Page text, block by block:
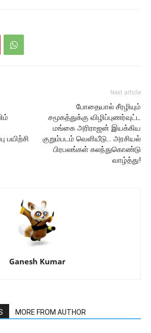
பயிற்சி
Next article
போதையால் சீரழியும்
சமூகத்துக்கு விழிப்புணர்வுட்ட
மங்கை அரிராஜன் இயக்கிய
குறும்படம் வெளியீடு… அரசியல்
பிரபலங்கள் கலந்துகொண்டு
வாழ்த்து!
Ganesh Kumar
MORE FROM AUTHOR